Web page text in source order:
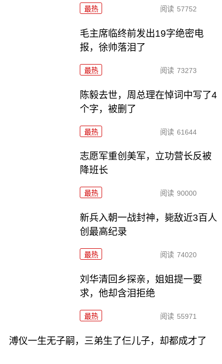
最热 阅读 57752
毛主席临终前发出19字绝密电
报，徐帅落泪了
最热 阅读 73273
陈毅去世，周总理在悼词中写了4
个字，被删了
最热 阅读 61644
志愿军重创美军，立功营长反被
降班长
最热 阅读 90000
新兵入朝一战封神，毙敌近3百人
创最高纪录
最热 阅读 74020
刘华清回乡探亲，姐姐提一要
求，他却含泪拒绝
最热 阅读 55971
溥仪一生无子嗣，三弟生了仨儿子，却都成才了